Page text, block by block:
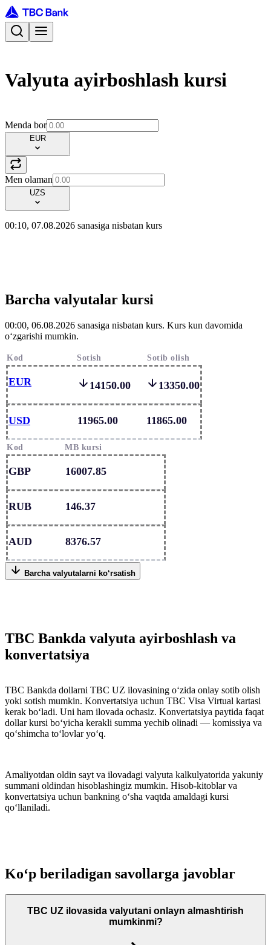
Valyuta ayirboshlash kursi
Menda bor
EUR
Men olaman
UZS
00:10, 07.08.2026 sanasiga nisbatan kurs
Barcha valyutalar kursi
00:00, 06.08.2026 sanasiga nisbatan kurs. Kurs kun davomida
o‘zgarishi mumkin.
Kod Sotish Sotib olish
EUR 14150.00 13350.00
USD 11965.00 11865.00
Kod MB kursi
GBP 16007.85
RUB 146.37
AUD 8376.57
Barcha valyutalarni ko‘rsatish
TBC Bankda valyuta ayirboshlash va
konvertatsiya
TBC Bankda dollarni TBC UZ ilovasining o‘zida onlay sotib olish
yoki sotish mumkin. Konvertatsiya uchun TBC Visa Virtual kartasi
kerak bo‘ladi. Uni ham ilovada ochasiz. Konvertatsiya paytida faqat
dollar kursi bo‘yicha kerakli summa yechib olinadi — komissiya va
qo‘shimcha to‘lovlar yo‘q.
Amaliyotdan oldin sayt va ilovadagi valyuta kalkulyatorida yakuniy
summani oldindan hisoblashingiz mumkin. Hisob-kitoblar va
konvertatsiya uchun bankning o‘sha vaqtda amaldagi kursi
qo‘llaniladi.
Ko‘p beriladigan savollarga javoblar
TBC UZ ilovasida valyutani onlayn almashtirish
mumkinmi?